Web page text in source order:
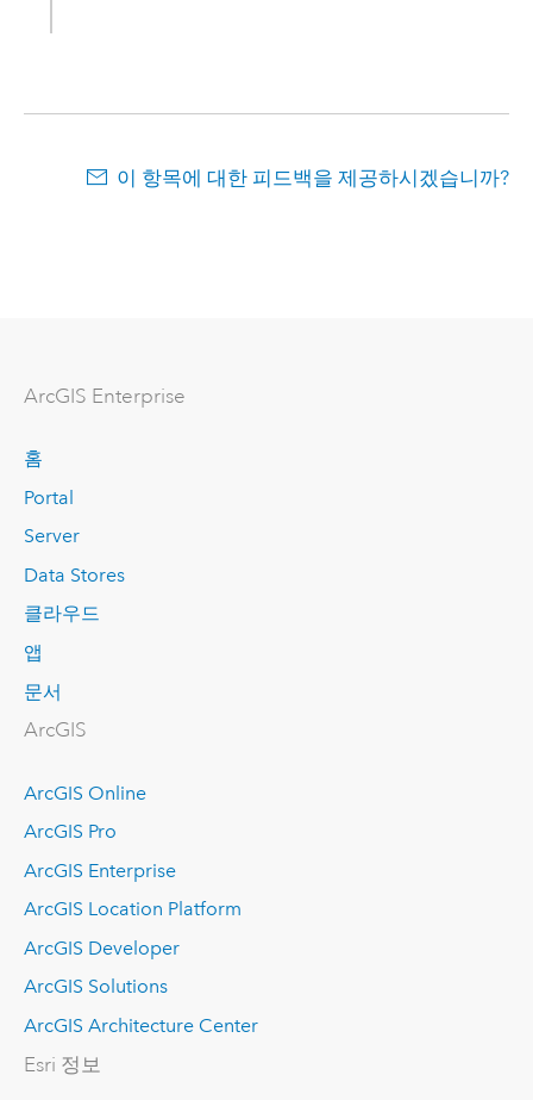
이 항목에 대한 피드백을 제공하시겠습니까?
ArcGIS Enterprise
홈
Portal
Server
Data Stores
클라우드
앱
문서
ArcGIS
ArcGIS Online
ArcGIS Pro
ArcGIS Enterprise
ArcGIS Location Platform
ArcGIS Developer
ArcGIS Solutions
ArcGIS Architecture Center
Esri 정보